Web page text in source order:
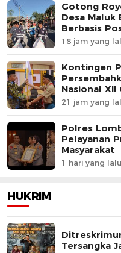
Gotong
Desa Maluk
Berbasis
18 jam yang
Kontingen
Nasional XII
21 jam yang
Polres
Pelayanan
Masyarakat
1 hari yang lalu
HUKRIM
Tersangka